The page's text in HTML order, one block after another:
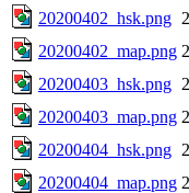
20200402_hsk.png
20200402_map.png
20200403_hsk.png
20200403_map.png
20200404_hsk.png
20200404_map.png